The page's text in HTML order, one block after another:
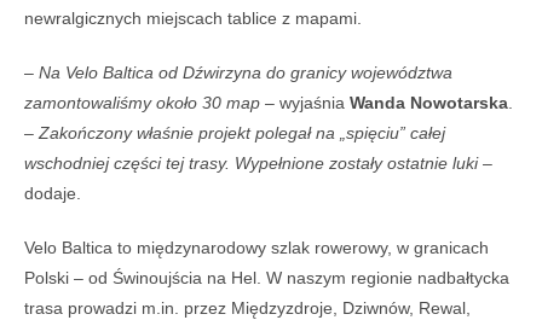
newralgicznych miejscach tablice z mapami.
– Na Velo Baltica od Dźwirzyna do granicy województwa
zamontowaliśmy około 30 map – wyjaśnia Wanda Nowotarska
– Zakończony właśnie projekt polegał na „spięciu” całej
wschodniej części tej trasy. Wypełnione zostały ostatnie luki–
dodaje.
Velo Baltica to międzynarodowy szlak rowerowy, w granicach
Polski – od Świnoujścia na Hel. W naszym regionie nadbałtycka
trasa prowadzi m.in. przez Międzyzdroje, Dziwnów, Rewal,